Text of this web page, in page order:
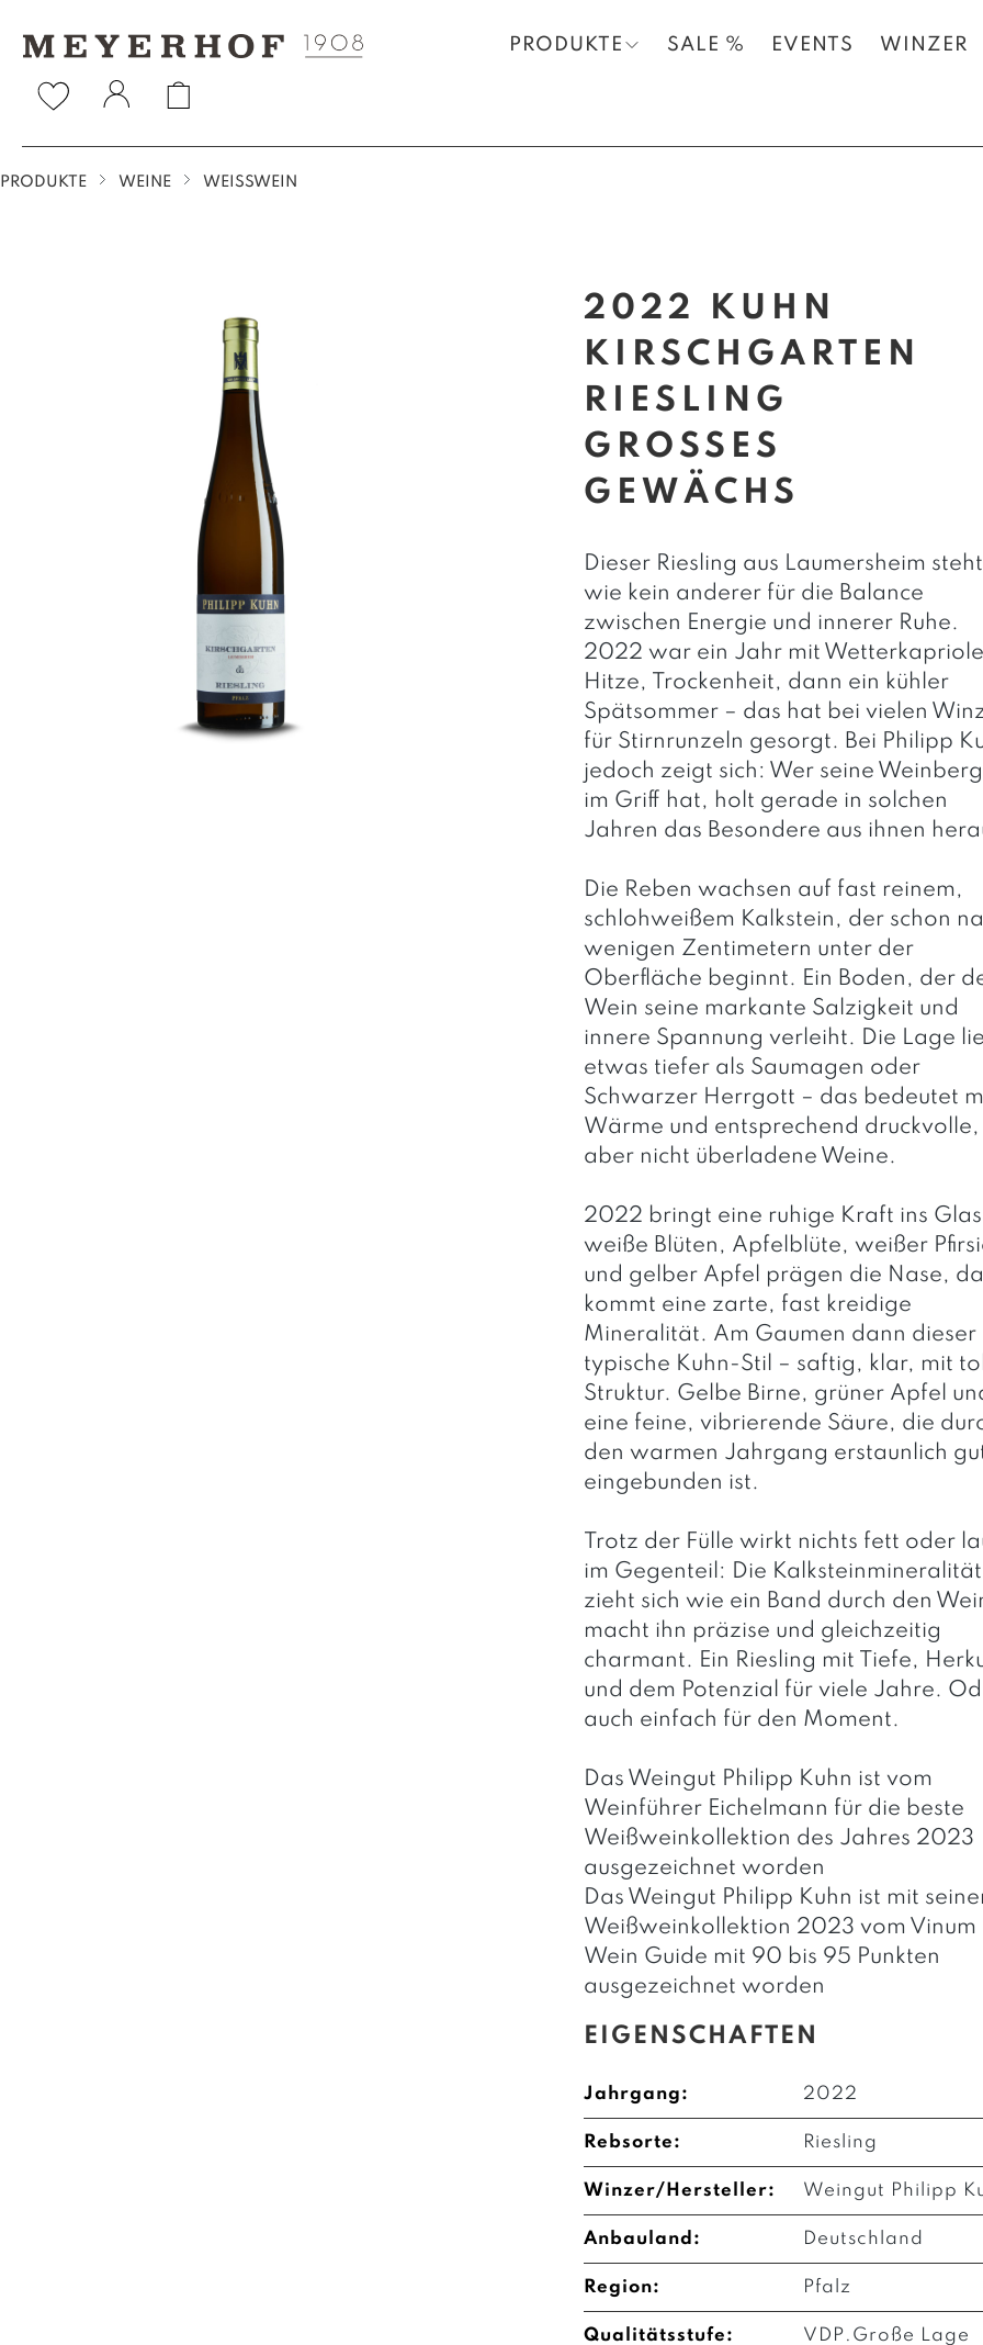
PRODUKTE SALE % EVENTS WINZER
PRODUKTE WEINE WEISSWEIN
2022 KUHN
KIRSCHGARTEN
RIESLING
GROSSES G
EWÄCHS
Dieser Riesling aus Laumersheim steht
wie kein anderer für die Balance
zwischen Energie und innerer Ruhe.
2022 war ein Jahr mit
Hitze, Trockenheit, dann ein kühler
Spätsommer – das hat bei vielen
für Stirnrunzeln gesorgt. Bei Philipp
jedoch zeigt sich: Wer seine
im Griff hat, holt gerade in solchen
Jahren das Besondere aus ihnen
Die Reben wachsen auf fast reinem,
schlohweißem Kalkstein, der schon
wenigen Zentimetern unter der
Oberfläche beginnt. Ein Boden, der
Wein seine markante Salzigkeit und
innere Spannung verleiht. Die Lage
etwas tiefer als Saumagen oder
Schwarzer Herrgott – das bedeutet
Wärme und entsprechend druckvolle,
aber nicht überladene Weine.
2022 bringt eine ruhige Kraft ins
weiße Blüten, Apfelblüte, weißer
und gelber Apfel prägen die Nase,
kommt eine zarte, fast kreidige
Mineralität. Am Gaumen dann dieser
typische Kuhn-Stil – saftig, klar, mit
Struktur. Gelbe Birne, grüner Apfel
eine feine, vibrierende Säure, die
den warmen Jahrgang erstaunlich
eingebunden ist.
Trotz der Fülle wirkt nichts fett oder
im Gegenteil: Die Kalksteinmineralität
zieht sich wie ein Band durch den
macht ihn präzise und gleichzeitig
charmant. Ein Riesling mit Tiefe,
und dem Potenzial für viele Jahre.
auch einfach für den Moment.
Das Weingut Philipp Kuhn ist vom
Weinführer Eichelmann für die beste
Weißweinkollektion des Jahres 2023
ausgezeichnet worden
Das Weingut Philipp Kuhn ist mit
Weißweinkollektion 2023 vom Vinum
Wein Guide mit 90 bis 95 Punkten
ausgezeichnet worden
EIGENSCHAFTEN
Jahrgang: 2022
Rebsorte: Riesling
Winzer/Hersteller: Weingut Philipp
Anbauland: Deutschland
Region: Pfalz
Qualitätsstufe: VDP.Große Lage